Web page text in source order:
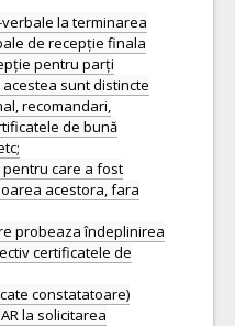
la terminarea
de recepție finala
pentru parți
sunt distincte
recomandari,
de bună
care a fost
acestora, fara
probeaza îndeplinirea
certificatele de
constatatoare)
la solicitarea